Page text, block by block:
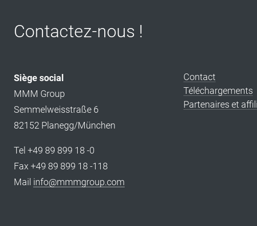
Contactez-nous !
Siège social
MMM Group
Semmelweisstraße 6
82152 Planegg/München
Tel +49 89 899 18 -0
Fax +49 89 899 18 -118
Mail info@mmmgroup.com
Contact
Téléchargements
Partenaires et